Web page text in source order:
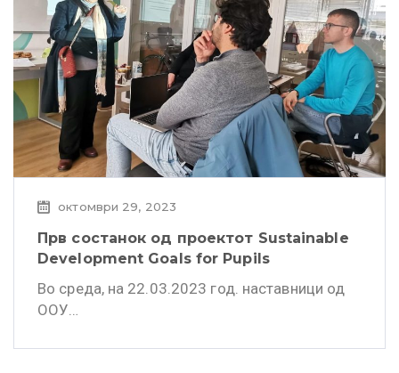
октомври 29, 2023
Прв состанок од проектот Sustainable
Development Goals for Pupils
Во среда, на 22.03.2023 год. наставници од
ООУ…